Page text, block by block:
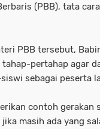
(PBB), tata
PBB tersebut,
pertahap agar
sebagai peserta
contoh gerakan
masih ada yang